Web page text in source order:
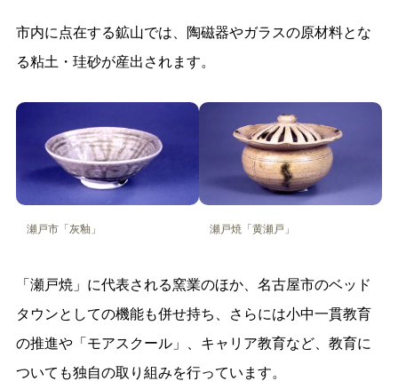
市内に点在する鉱山では、陶磁器やガラスの原材料とな
る粘土・珪砂が産出されます。
瀬戸市「灰釉」 瀬戸焼「黄瀬戸」
「瀬戸焼」に代表される窯業のほか、名古屋市のベッド
タウンとしての機能も併せ持ち、さらには小中一貫教育
の推進や「モアスクール」、キャリア教育など、教育に
ついても独自の取り組みを行っています。